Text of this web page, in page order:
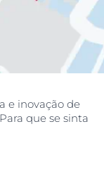
e inovação de
que se sinta